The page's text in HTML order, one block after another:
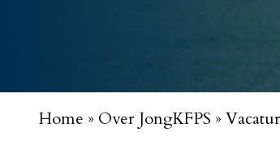
Home » Over JongKFPS »